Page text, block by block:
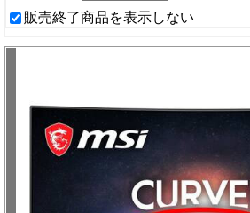
販売終了商品を表示しない